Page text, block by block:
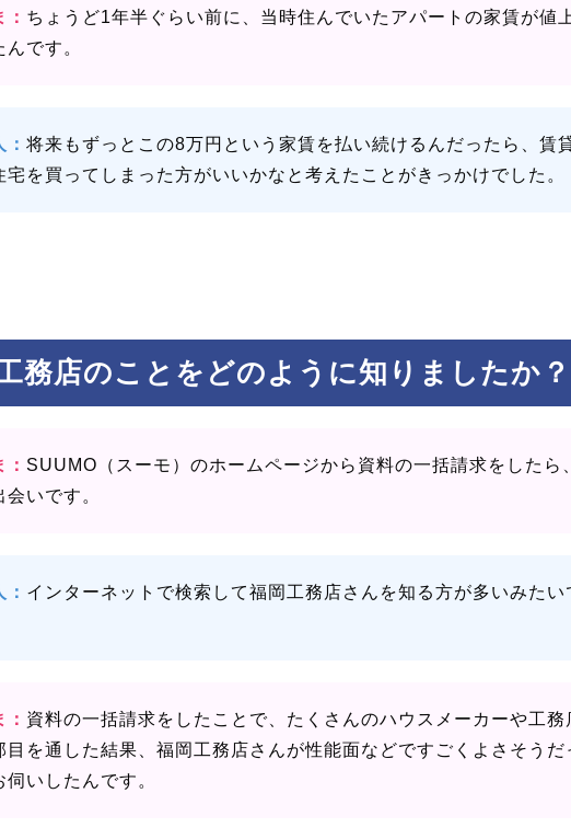
ちょうど1年半ぐらい前に、当時住んでいたアパートの家賃が値
んです。
将来もずっとこの8万円という家賃を払い続けるんだったら、賃
宅を買ってしまった方がいいかなと考えたことがきっかけでした。
務店のことをどのように知りましたか？
SUUMO（スーモ）のホームページから資料の一括請求をした
会いです。
インターネットで検索して福岡工務店さんを知る方が多いみた
資料の一括請求をしたことで、たくさんのハウスメーカーや工
目を通した結果、福岡工務店さんが性能面などですごくよさそう
伺いしたんです。